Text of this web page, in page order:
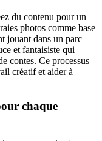
du contenu pour un
photos comme base
jouant dans un parc
et fantaisiste qui
contes. Ce processus
créatif et aider à
chaque